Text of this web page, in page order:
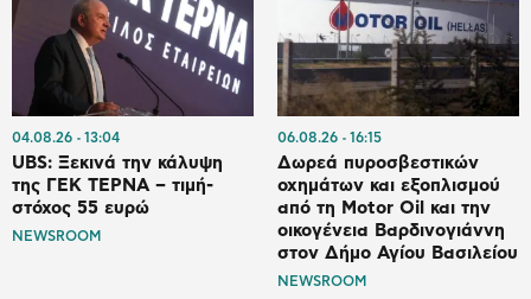
04.08.26 13:04
UBS: Ξεκινά την κάλυψη
της ΓΕΚ ΤΕΡΝΑ – τιμή-
στόχος 55 ευρώ
NEWSROOM
06.08.26 16:15
Δωρεά πυροσβεστικών
οχημάτων και εξοπλισμού
από τη Motor Oil και την
οικογένεια Βαρδινογιάννη
στον Δήμο Αγίου Βασιλείου
NEWSROOM